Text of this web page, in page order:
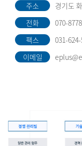
주소
경기도
전화
070-
팩스
031-
이메일